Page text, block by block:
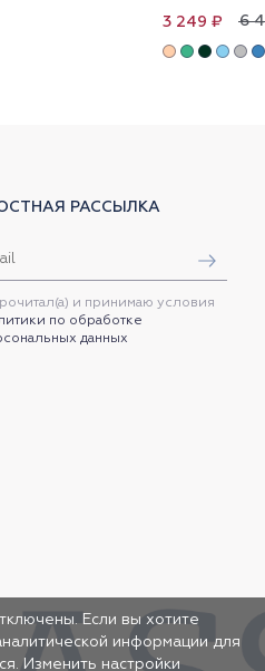
6
3 249 ₽
РАССЫЛКА
и принимаю условия
по обработке
данных
Если вы хотите
информации для
Изменить настройки